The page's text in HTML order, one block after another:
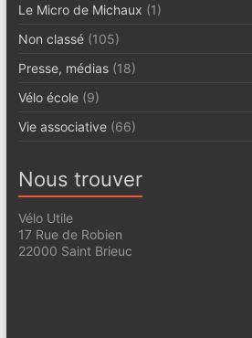
Le Micro de Michaux (1)
Non classé(105)
Presse, médias(18)
Vélo école(9)
Vie associative(66)
Nous trouver
Vélo Utile
17 Rue de Robien
22000 Saint Brieuc